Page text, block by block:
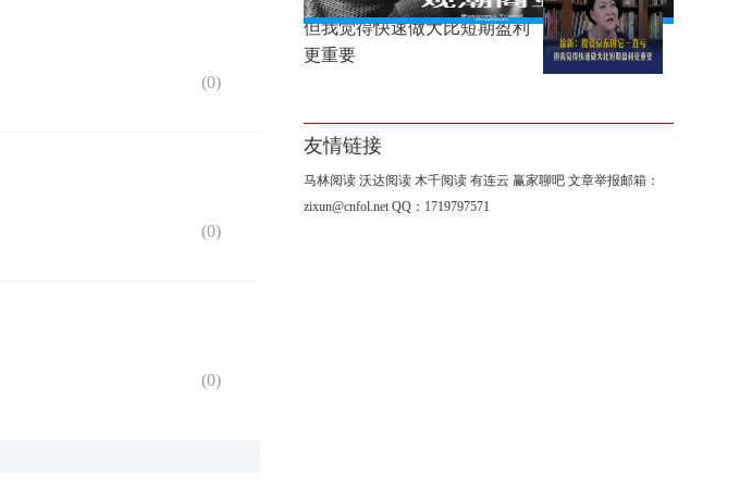
(0)
(0)
(0)
但我觉得快速做大比短期盈利
更重要
友情链接
马林阅读 沃达阅读 木千阅读 有连云 赢家聊吧 文章举报邮箱：
zixun@cnfol.net QQ：1719797571